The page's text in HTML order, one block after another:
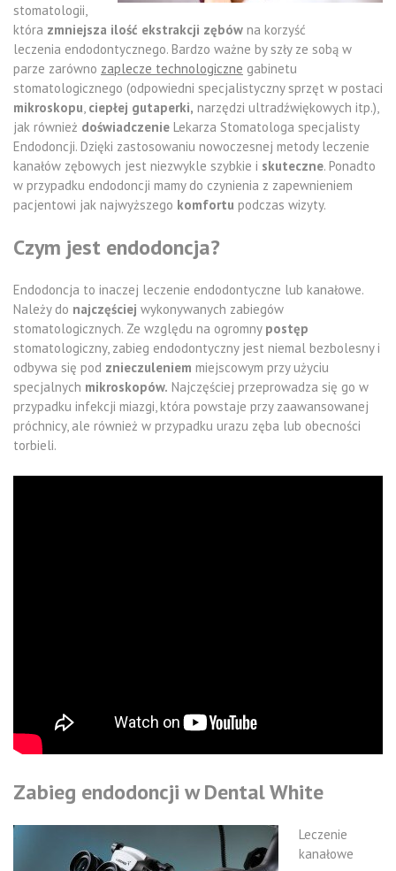
stomatologii,
która zmniejsza ilość ekstrakcji zębów na korzyść
leczenia endodontycznego. Bardzo ważne by szły ze sobą w
parze zarówno zaplecze technologiczne gabinetu
stomatologicznego (odpowiedni specjalistyczny sprzęt w postaci
mikroskopu, ciepłej gutaperki, narzędzi ultradźwiękowych itp.),
jak również doświadczenie Lekarza Stomatologa specjalisty
Endodoncji. Dzięki zastosowaniu nowoczesnej metody leczenie
kanałów zębowych jest niezwykle szybkie i skuteczne. Ponadto
w przypadku endodoncji mamy do czynienia z zapewnieniem
pacjentowi jak najwyższego komfortu podczas wizyty.
Czym jest endodoncja?
Endodoncja to inaczej leczenie endodontyczne lub kanałowe.
Należy do najczęściej wykonywanych zabiegów
stomatologicznych. Ze względu na ogromny postęp
stomatologiczny, zabieg endodontyczny jest niemal bezbolesny i
odbywa się pod znieczuleniem miejscowym przy użyciu
specjalnych mikroskopów. Najczęściej przeprowadza się go w
przypadku infekcji miazgi, która powstaje przy zaawansowanej
próchnicy, ale również w przypadku urazu zęba lub obecności
torbieli.
Zabieg endodoncji w Dental White
Leczenie
kanałowe